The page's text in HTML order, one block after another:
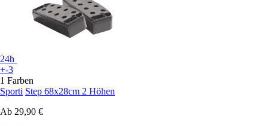
24h
+-3
1 Farben
Sporti Step 68x28cm 2 Höhen
Ab 29,90 €